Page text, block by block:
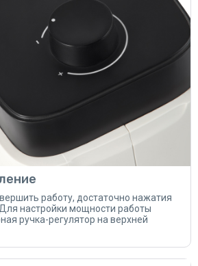
работу, достаточно нажатия
настройки мощности работы
ручка-регулятор на верхней